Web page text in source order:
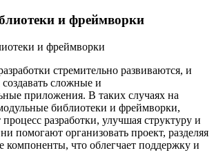
и фреймворки
стремительно развиваются, и
создавать сложные и
приложения. В таких случаях на
библиотеки и фреймворки,
разработки, улучшая структуру и
помогают организовать проект, разделяя
компоненты, что облегчает поддержку и